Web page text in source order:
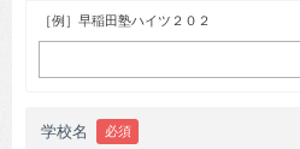
［例］早稲田塾ハイツ２０２
学校名 必須